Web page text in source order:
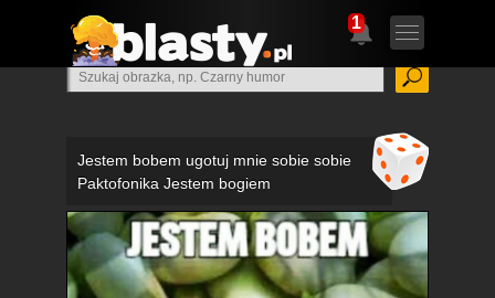
1
Jestem bobem ugotuj mnie sobie sobie
Paktofonika Jestem bogiem